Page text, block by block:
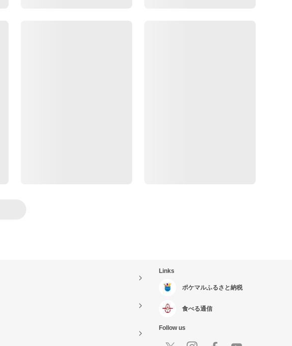
Links
ポケマルふるさと納税
食べる通信
Follow us